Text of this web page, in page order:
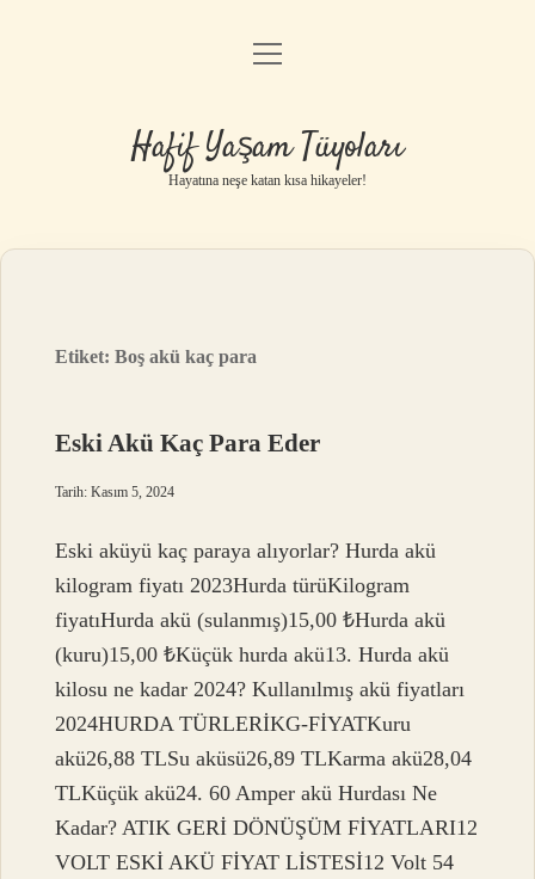
Anasayfa
Yasal Uyarı
menüyü
Hafif Yaşam Tüyoları
Hayatına neşe katan kısa hikayeler!
Etiket:Boş akü kaç para
Eski Akü Kaç Para Eder
Tarih: Kasım 5, 2024
Eski aküyü kaç paraya alıyorlar? Hurda akü
kilogram fiyatı 2023Hurda türüKilogram
fiyatıHurda akü (sulanmış)15,00 ₺Hurda akü
(kuru)15,00 ₺Küçük hurda akü13. Hurda akü
kilosu ne kadar 2024? Kullanılmış akü fiyatları
2024HURDA TÜRLERİKG-FİYATKuru
akü26,88 TLSu aküsü26,89 TLKarma akü28,04
TLKüçük akü24. 60 Amper akü Hurdası Ne
Kadar? ATIK GERİ DÖNÜŞÜM FİYATLARI12
VOLT ESKİ AKÜ FİYAT LİSTESİ12 Volt 54